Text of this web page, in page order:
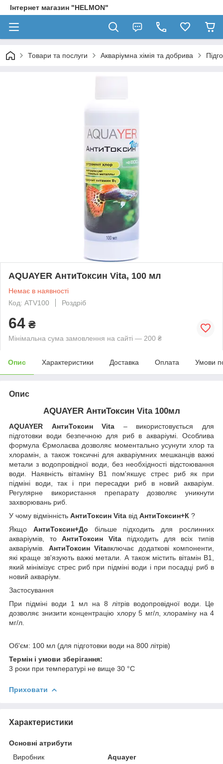
Інтернет магазин "HELMON"
Товари та послуги Акваріумна хімія та добрива
AQUAYER АнтиТоксин Vita, 100 мл
Немає в наявності
Код: ATV100
Роздріб
64 ₴
Мінімальна сума замовлення на сайті — 200 ₴
Опис Характеристики Доставка Оплата Умови
Опис
AQUAYER АнтиТоксин Vita 100мл
AQUAYER АнтиТоксин Vita – використовується для
підготовки води безпечною для риб в акваріумі. Особлива
формула Єрмолаєва дозволяє моментально усунути хлор та
хлорамін, а також токсичні для акваріумних мешканців важкі
метали з водопровідної води, без необхідності відстоювання
води. Наявність вітаміну В1 пом'якшує стрес риб як при
підміні води, так і при пересадки риб в новий акваріум.
Регулярне використання препарату дозволяє уникнути
захворювань риб.
У чому відмінність АнтиТоксин Vita від АнтиТоксин+К ?
Якщо АнтиТоксин+До більше підходить для рослинних
акваріумів, тоАнтиТоксин Vita підходить для всіх типів
акваріумів. АнтиТоксин Vitaвключає додаткові компоненти,
які краще зв'язують важкі метали. А також містить вітамін В1,
який мінімізує стрес риб при підміні води і при посадці риб в
новий акваріум.
Застосування
При підміні води 1 мл на 8 літрів водопровідної води. Це
дозволяє знизити концентрацію хлору 5 мг/л, хлораміну на 4
мг/л.
Об'єм: 100 мл (для підготовки води на 800 літрів)
Термін і умови зберігання:
3 роки при температурі не вище 30 °С
Приховати
Характеристики
Основні атрибути
Виробник
Aquayer